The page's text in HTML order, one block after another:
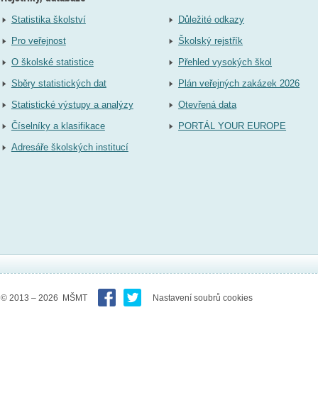
Statistika školství
Pro veřejnost
O školské statistice
Sběry statistických dat
Statistické výstupy a analýzy
Číselníky a klasifikace
Adresáře školských institucí
Důležité odkazy
Školský rejstřík
Přehled vysokých škol
Plán veřejných zakázek 2026
Otevřená data
PORTÁL YOUR EUROPE
© 2013 – 2026 MŠMT Nastavení soubrů cookies